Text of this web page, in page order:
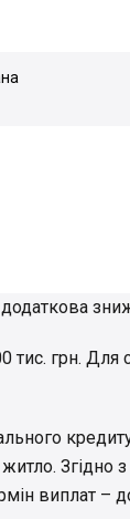
додаткова
тис. грн. Для
Згідно
виплат –